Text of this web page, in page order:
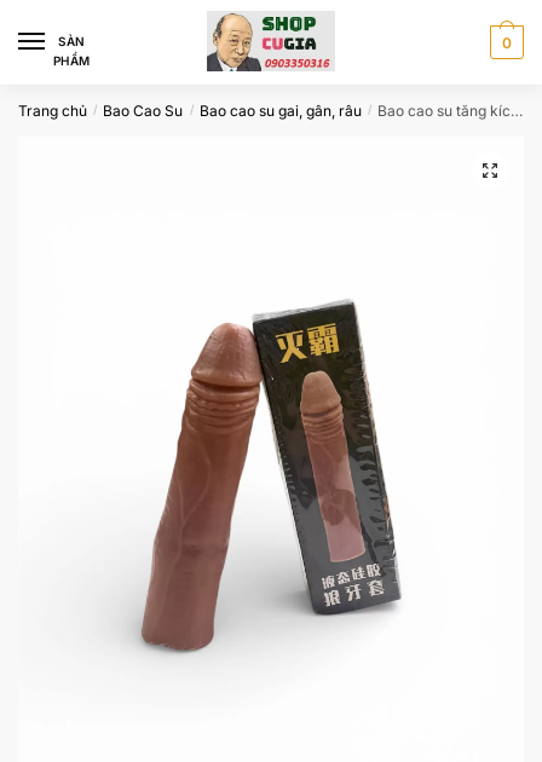
navigation
content
SÀN
PHẨM
0
Trang chủ / Bao Cao Su / Bao cao su gai, gân, râu / Bao cao su tăng kích thước Super